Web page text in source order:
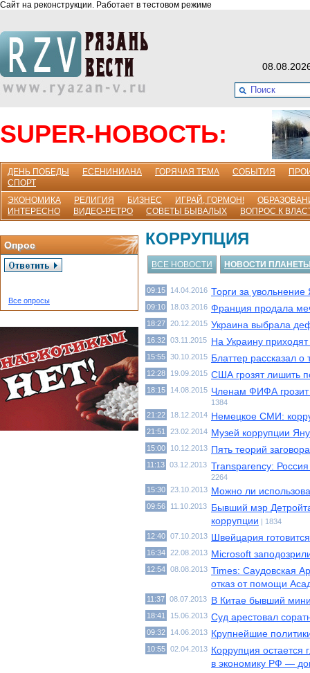
Сайт на реконструкции. Работает в тестовом режиме
SUPER-НОВОСТЬ:
ДЕНЬ ПОБЕДЫ ЕСЕНИНИАНА ГОРЯЧАЯ ТЕМА СОБЫТИЯ
СПОРТ
ЭКОНОМИКА
РЕЛИГИЯ БИЗНЕС ИГРАЙ, ГОРМОН!
ИНТЕРЕСНО
ВИДЕО-РЕТРО СОВЕТЫ БЫВАЛЫХ ВОПРОС К
Опрос
Все опросы
КОРРУПЦИЯ
ВСЕ НОВОСТИ НОВОСТИ
09:15 14.04.2016 Торги за
09:10 18.03.2016 Франция продала
18:27 20.12.2015 Украина выбрала
16:32 03.11.2015 На Украину
15:55 30.10.2015 Блаттер рассказал
12:28 19.09.2015 США грозят лишить
18:15 14.08.2015 Членам ФИФА грозит
1384
21:22
18.12.2014 Немецкое СМИ:
21:51 23.02.2014 Музей коррупции
15:00 10.12.2013 Пять теорий
11:13 03.12.2013 Transparency:
2264
15:30 23.10.2013 Можно ли
09:56 11.10.2013 Бывший мэр
коррупции | 1834
12:40 07.10.2013 Швейцария
16:34 22.08.2013 Microsoft
12:54 08.08.2013 Times: Саудовская
отказ от помощи
11:37 08.07.2013 В Китае бывший
18:41 15.06.2013 Суд арестовал
09:32 14.06.2013 Крупнейшие
10:55 02.04.2013 Коррупция остается
в экономику РФ —